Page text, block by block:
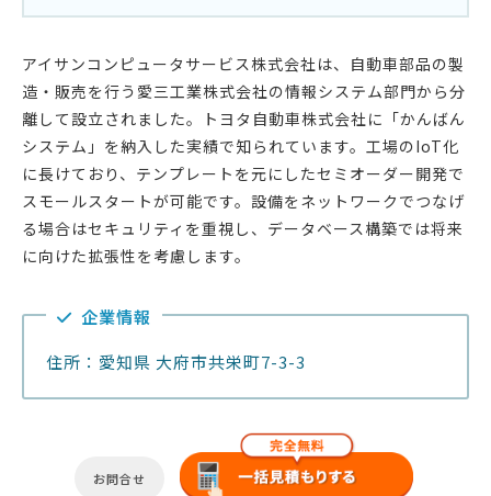
アイサンコンピュータサービス株式会社は、自動車部品の製
造・販売を行う愛三工業株式会社の情報システム部門から分
離して設立されました。トヨタ自動車株式会社に「かんばん
システム」を納入した実績で知られています。工場のIoT化
に長けており、テンプレートを元にしたセミオーダー開発で
スモールスタートが可能です。設備をネットワークでつなげ
る場合はセキュリティを重視し、データベース構築では将来
に向けた拡張性を考慮します。
企業情報
住所：愛知県 大府市共栄町7-3-3
お問合せ